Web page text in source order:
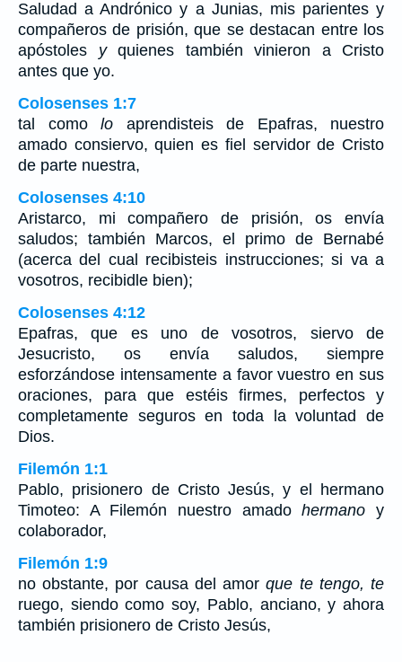
Saludad a Andrónico y a Junias, mis parientes y
compañeros de prisión, que se destacan entre los
apóstoles yquienes también vinieron a Cristo
antes que yo.
Colosenses 1:7
tal como lo aprendisteis de Epafras, nuestro
amado consiervo, quien es fiel servidor de Cristo
de parte nuestra,
Colosenses 4:10
Aristarco, mi compañero de prisión, os envía
saludos; también Marcos, el primo de Bernabé
(acerca del cual recibisteis instrucciones; si va a
vosotros, recibidle bien);
Colosenses 4:12
Epafras, que es uno de vosotros, siervo de
Jesucristo, os envía saludos, siempre
esforzándose intensamente a favor vuestro en sus
oraciones, para que estéis firmes, perfectos y
completamente seguros en toda la voluntad de
Dios.
Filemón 1:1
Pablo, prisionero de Cristo Jesús, y el hermano
Timoteo: A Filemón nuestro amadohermano y
colaborador,
Filemón 1:9
no obstante, por causa del amorque te tengo, te
ruego, siendo como soy, Pablo, anciano, y ahora
también prisionero de Cristo Jesús,